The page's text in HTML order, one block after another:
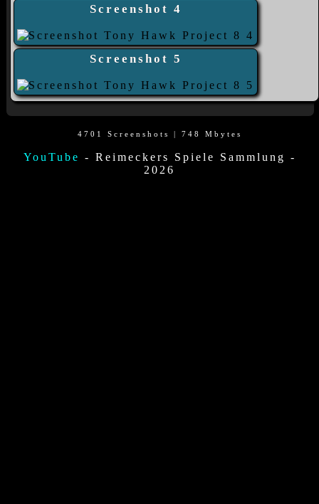
Screenshot 4
Screenshot 5
4701 Screenshots | 748 Mbytes
YouTube - Reimeckers Spiele Sammlung -
2026